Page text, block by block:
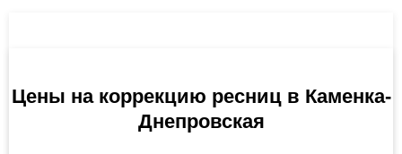
Цены на коррекцию ресниц в Каменка-
Днепровская